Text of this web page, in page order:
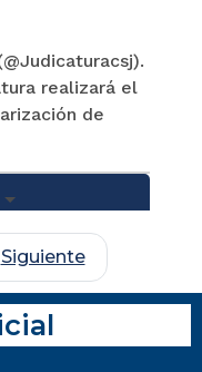
realizará el
de
Siguiente